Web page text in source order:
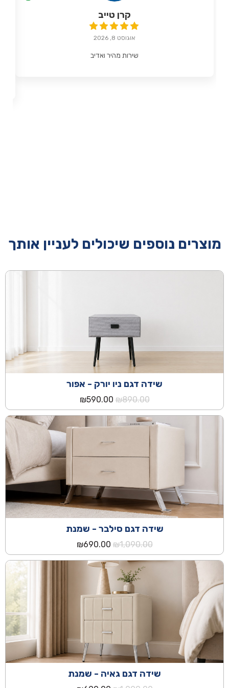
קרן טייב
אוגוסט 8, 2026
שירות מהיר ואדיב
מוצרים נוספים שיכולים לעניין אותך
שידה דגם ניו יורק - אפור
₪890.00
המחיר
המקורי
היה:
₪890.00.
₪590.00
הנוכחי
הוא:
₪590.00.
שידה דגם סילבר - שמנת
₪1,090.00
המחיר
המקורי
היה:
₪1,090.00.
₪690.00
הנוכחי
הוא:
שידה דגם גאיה - שמנת